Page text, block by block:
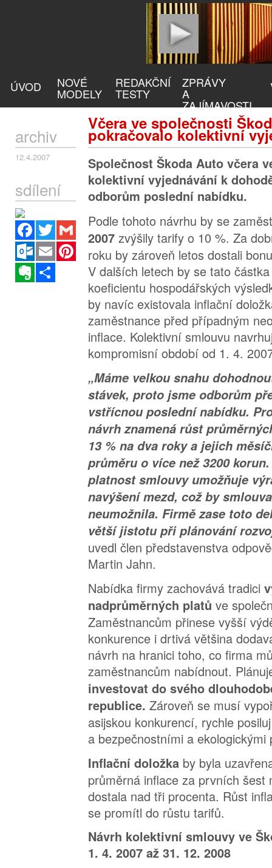
ÚVOD NOVÉ
MODELY
REDAKČNÍ
TESTY
ZPRÁVY
A
ZAJÍMAVOSTI
Včera ve společnosti
pokračovalo kolektivní
archiv
12.4.2007
sdílení
Facebook
Twitter
Gmail
Outlook.com
Email
Pinterest
Evernote
Společnost Škoda Auto včera
kolektivní vyjednávání k
odborům poslední nabídku.
Podle tohoto návrhu by se
2007 zvýšily tarify o 10 %. Za
roku by zároveň letos dostali
V dalších letech by se tato
koeficientu hospodářských
by navíc existovala inflační
zaměstnance před případným
inflace. Kolektivní smlouvu
kompromisní období od 1. 4.
„Máme velkou snahu
stávek, proto jsme odborům
vstřícnou poslední nabídku.
návrh znamená růst
13 % na dva roky a jejich
průměru o více než 3200
platnost smlouvy umožňuje
navýšení mezd, což by
neumožnila. Firmě zase toto
větší jistotu při plánování
uvedl člen představenstva
Martin Jahn.
Nabídka firmy zachovává tradici
nadprůměrných platů ve
Zaměstnancům přinese vyšší
konkurence i drtivá většina
návrh na hranici toho, co firma
zaměstnancům nabídnout.
investovat do svého
republice. Zároveň se musí
asijskou konkurencí, rychle
a bezpečnostními a ekologickými
Inflační doložka by byla
průměrná inflace za prvních šest
dostala nad tři procenta. Růst
se promítl do růstu tarifů.
Návrh kolektivní smlouvy ve
1. 4. 2007 až 31. 12. 2008